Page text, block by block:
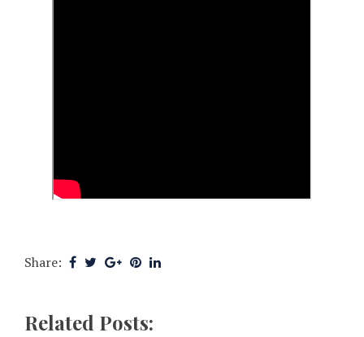
Share:
Related Posts: